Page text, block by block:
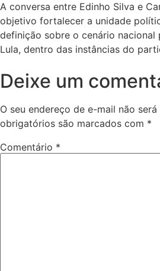
A conversa entre Edinho Silva e
objetivo fortalecer a unidade
definição sobre o cenário nacional
Lula, dentro das instâncias do
Deixe um
O seu endereço de e-mail não
obrigatórios são marcados com *
Comentário *